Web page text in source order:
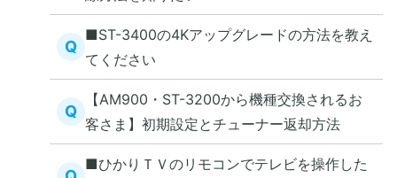
Q
■ST-3400の4Kアップグレードの方法を教え
てください
Q
【AM900・ST-3200から機種交換されるお
客さま】初期設定とチューナー返却方法
■ひかりＴＶのリモコンでテレビを操作した